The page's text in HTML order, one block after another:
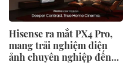
Hisense ra mắt PX4 Pro,
mang trải nghiệm điện
ảnh chuyên nghiệp đến